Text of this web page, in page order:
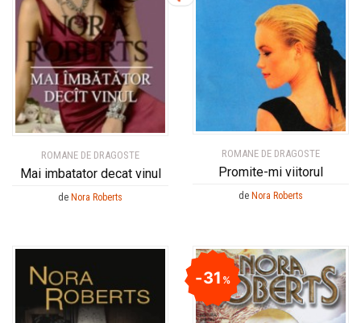
ROMANE DE DRAGOSTE
Mai imbatator decat vinul
de Nora Roberts
ROMANE DE DRAGOSTE
Promite-mi viitorul
de Nora Roberts
31%